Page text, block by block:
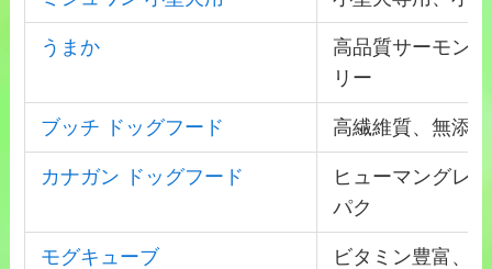
うまか
高品質サーモン
リー
ブッチ ドッグフード 高繊維質、無添加
カナガン ドッグフード
ヒューマングレ
パク
モグキューブ
ビタミン豊富、